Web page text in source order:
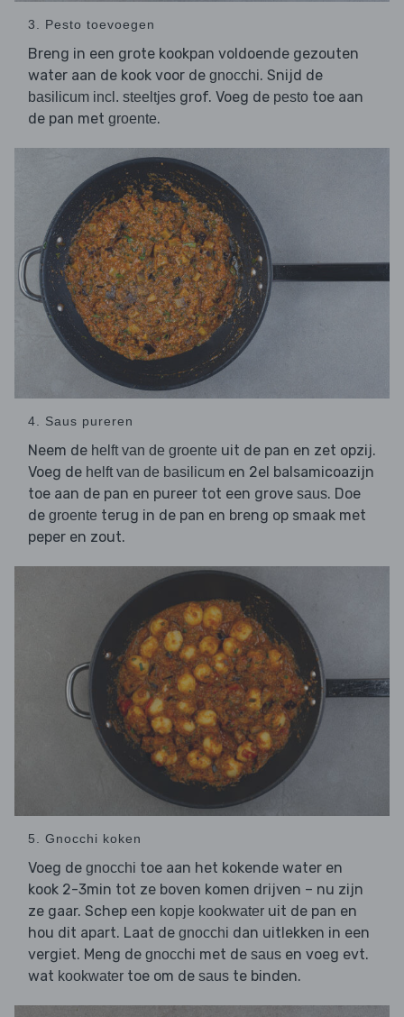
3. Pesto toevoegen
Breng in een grote kookpan voldoende gezouten
water aan de kook voor de gnocchi. Snijd de
basilicum incl. steeltjes grof. Voeg de pesto toe aan
de pan met groente.
4. Saus pureren
Neem de helft van de groente uit de pan en zet opzij.
Voeg de helft van de basilicum en 2el balsamicoazijn
toe aan de pan en pureer tot een grove saus. Doe
de groente terug in de pan en breng op smaak met
peper en zout.
5. Gnocchi koken
Voeg de gnocchi toe aan het kokende water en
kook 2-3min tot ze boven komen drijven – nu zijn
ze gaar. Schep een kopje kookwater uit de pan en
hou dit apart. Laat de gnocchi dan uitlekken in een
vergiet. Meng de gnocchi met de saus en voeg evt.
wat kookwater toe om de saus te binden.